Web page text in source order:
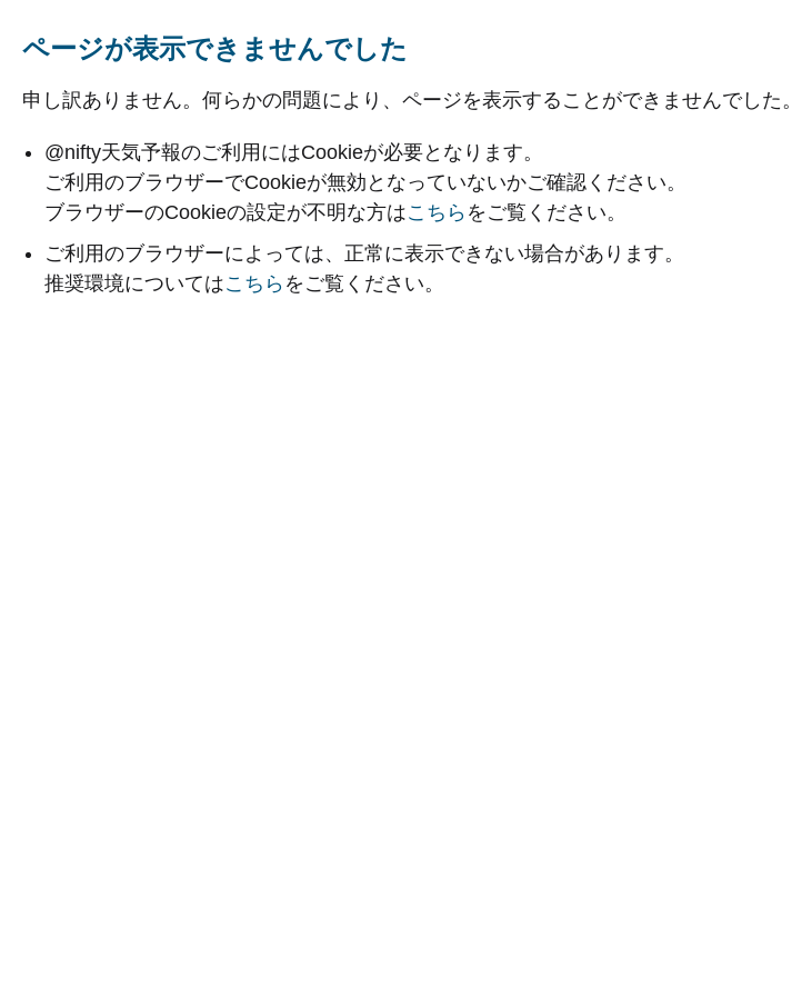
ページが表示できませんでした
申し訳ありません。何らかの問題により、ページを表示することができませんでした。
@nifty天気予報のご利用にはCookieが必要となります。
ご利用のブラウザーでCookieが無効となっていないかご確認ください。
ブラウザーのCookieの設定が不明な方はこちら をご覧ください。
ご利用のブラウザーによっては、正常に表示できない場合があります。
推奨環境についてはこちら をご覧ください。